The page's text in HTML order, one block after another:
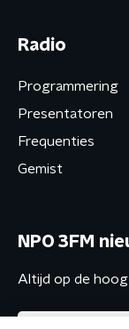
Radio
Programmering
Presentatoren
Frequenties
Gemist
NPO 3FM
Altijd op de